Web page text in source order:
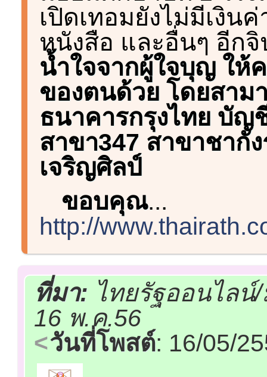
เปิดเทอมยังไม่มีเงิน
หนังสือ และอื่นๆ อีก
น้ำใจจากผู้ใจบุญ ให้
ของตนด้วย โดยสาม
ธนาคารกรุงไทย บัญ
สาขา347 สาขาชากั
เจริญศิลป์
ขอบคุณ...
http://
ที่มา: ไทยรัฐออนไล
16 พ.ค.56
วันที่โพสต์: 16/05/